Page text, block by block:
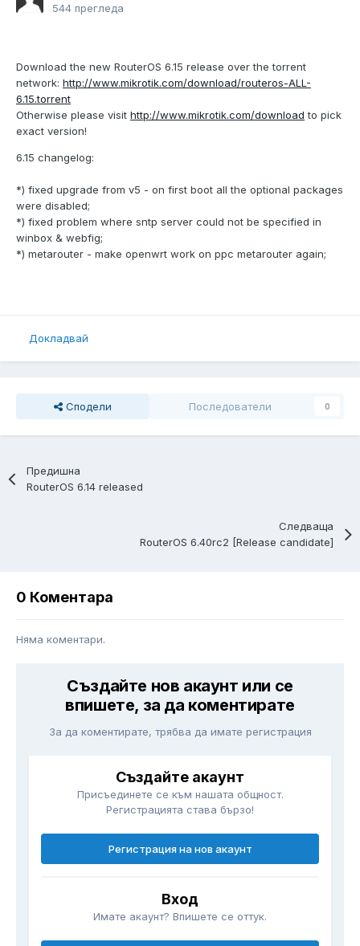
544 прегледа
Download the new RouterOS 6.15 release over the torrent
network: http://www.mikrotik.com/download/routeros-ALL-
6.15.torrent
Otherwise please visit http://www.mikrotik.com/download to pick
exact version!
6.15 changelog:
*) fixed upgrade from v5 - on first boot all the optional packages
were disabled;
*) fixed problem where sntp server could not be specified in
winbox & webfig;
*) metarouter - make openwrt work on ppc metarouter again;
Докладвай
Сподели Последователи 0
Предишна
RouterOS 6.14 released
Следваща
RouterOS 6.40rc2 [Release candidate]
0 Коментара
Няма коментари.
Създайте нов акаунт или се
впишете, за да коментирате
За да коментирате, трябва да имате регистрация
Създайте акаунт
Присъединете се към нашата общност.
Регистрацията става бързо!
Регистрация на нов акаунт
Вход
Имате акаунт? Впишете се оттук.